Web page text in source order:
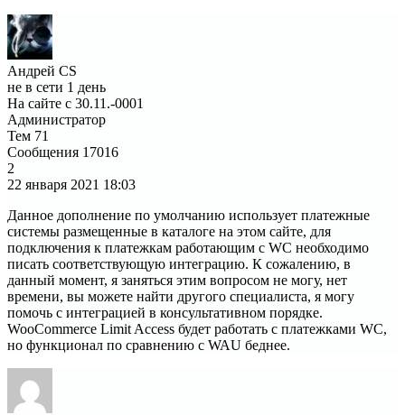
Андрей CS
не в сети 1 день
На сайте с 30.11.-0001
Администратор
Тем 71
Сообщения 17016
2
22 января 2021 18:03
Данное дополнение по умолчанию использует платежные
системы размещенные в каталоге на этом сайте, для
подключения к платежкам работающим с WC необходимо
писать соответствующую интеграцию. К сожалению, в
данный момент, я заняться этим вопросом не могу, нет
времени, вы можете найти другого специалиста, я могу
помочь с интеграцией в консультативном порядке.
WooCommerce Limit Access будет работать с платежками WC,
но функционал по сравнению с WAU беднее.